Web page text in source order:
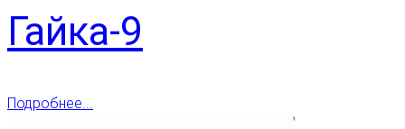
Гайка-9
Подробнее...